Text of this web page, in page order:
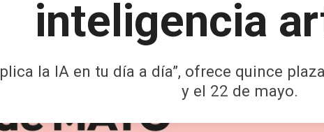
inteligencia
la IA en tu día a día”, ofrece quince
y el 22 de mayo.